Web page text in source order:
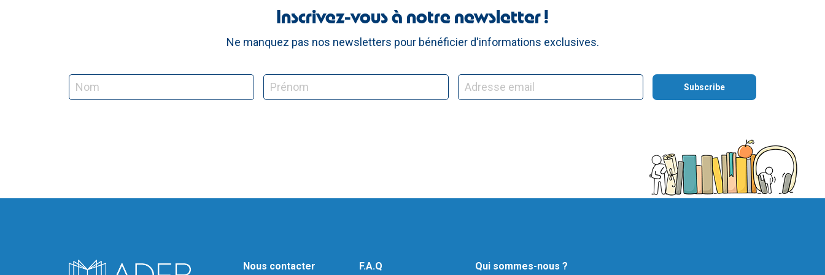
Inscrivez-vous à notre newsletter !
Ne manquez pas nos newsletters pour bénéficier d'informations exclusives.
Nous contacter F.A.Q Qui sommes-nous ?